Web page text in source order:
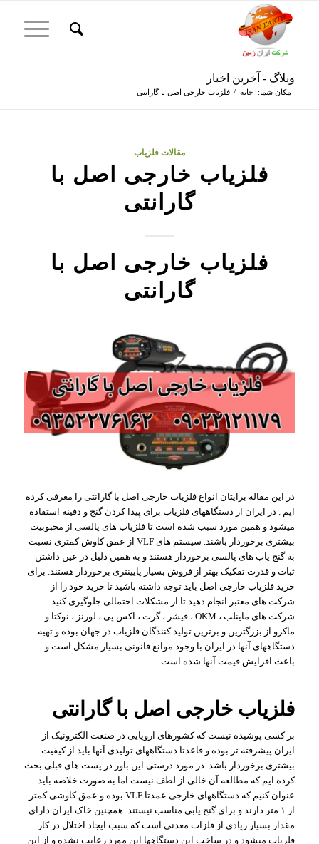
وبلاگ - آخرین اخبار
مکان شما: خانه / فلزیاب خارجی اصل با گارانتی
مقالات فلزیاب
فلزیاب خارجی اصل با
گارانتی
فلزیاب خارجی اصل با
گارانتی
در این مقاله برایتان انواع فلزیاب خارجی اصل با گارانتی را معرفی کرده
ایم . در ایران از دستگاههای فلزیاب برای پیدا کردن گنج و دفینه استفاده
میشود و همین مورد سبب شده است تا فلزیاب های پالسی از محبوبیت
بیشتری برخوردار باشند. سیستم های VLF از عمق کاوش کمتری نسبت
به گنج یاب های پالسی برخوردار هستند و به همین دلیل در عین داشتن
ثبات و قدرت تفکیک بهتر از فروش بسیار پایینتری برخوردار هستند. برای
خرید فلزیاب خارجی اصل باید توجه داشته باشید تا خرید خود را از
شرکت های معتبر انجام دهید تا از مشکلات احتمالی جلوگیری کنید.
شرکت های ماینلب ، OKM ، فیشر ، گرت ، اکس پی ، لورنز ، نوکتا و
ماکرو از بزرگترین و برترین تولید کنندگان فلزیاب در جهان بوده و تهیه
دستگاههای آنها در ایران با وجود موانع قانونی بسیار مشکل است و
باعث افزایش قیمت آنها شده است.
فلزیاب خارجی اصل با گارانتی
بر کسی پوشیده نیست که کشورهای اروپایی در صنعت الکترونیک از
ایران پیشرفته تر بوده و قاعدتا دستگاههای تولیدی آنها باید از کیفیت
بیشتری برخوردار باشد. در مورد درستی این باور در پست های قبلی بحث
کرده ایم که مطالعه آن خالی از لطف نیست اما به صورت خلاصه باید
عنوان کنیم که دستگاههای خارجی عمدتا VLF بوده و عمق کاوشی کمتر
از ۱ متر دارند و برای گنج یابی مناسب نیستند. همچنین خاک ایران دارای
مقدار بسیار زیادی از فلزات معدنی است که سبب ایجاد اختلال در کار
فلزیاب میشود و در ساخت این دستگاهها این مورد رعایت نشده و از این